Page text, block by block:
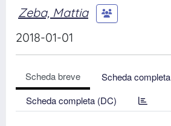
Zeba, Mattia
2018-01-01
Scheda breve
Scheda completa
Scheda completa (DC)